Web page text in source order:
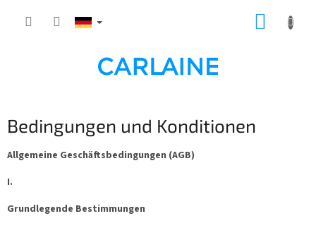
Bedingungen und Konditionen
Allgemeine Geschäftsbedingungen (AGB)
I.
Grundlegende Bestimmungen